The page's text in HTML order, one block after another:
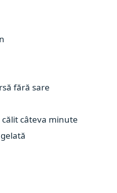
fără sare
câteva minute